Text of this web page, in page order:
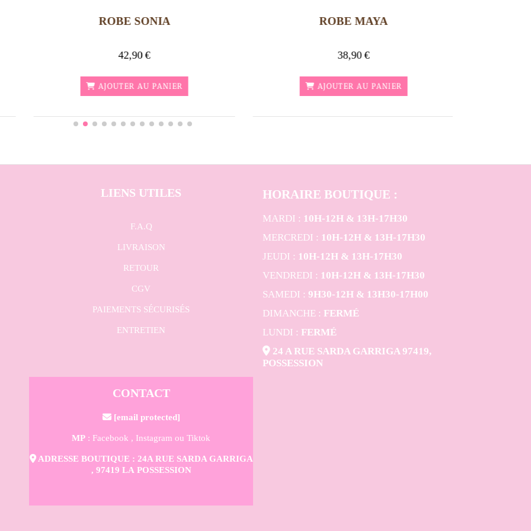
ROBE SONIA
42,90€
AJOUTER AU PANIER
ROBE MAYA
38,90€
AJOUTER AU PANIER
LIENS UTILES
F.A.Q
LIVRAISON
RETOUR
CGV
PAIEMENTS SÉCURISÉS
ENTRETIEN
CONTACT
 [email protected]
MP : Facebook , Instagram ou Tiktok
ADRESSE BOUTIQUE : 24A RUE SARDA GARRIGA
, 97419 LA POSSESSION
HORAIRE BOUTIQUE :
MARDI : 10H-12H & 13H-17H30
MERCREDI : 10H-12H & 13H-17H30
JEUDI : 10H-12H & 13H-17H30
VENDREDI : 10H-12H & 13H-17H30
SAMEDI : 9H30-12H & 13H30-17H00
DIMANCHE : FERMÉ
LUNDI :FERMÉ
 24 A RUE SARDA GARRIGA 97419,
POSSESSION